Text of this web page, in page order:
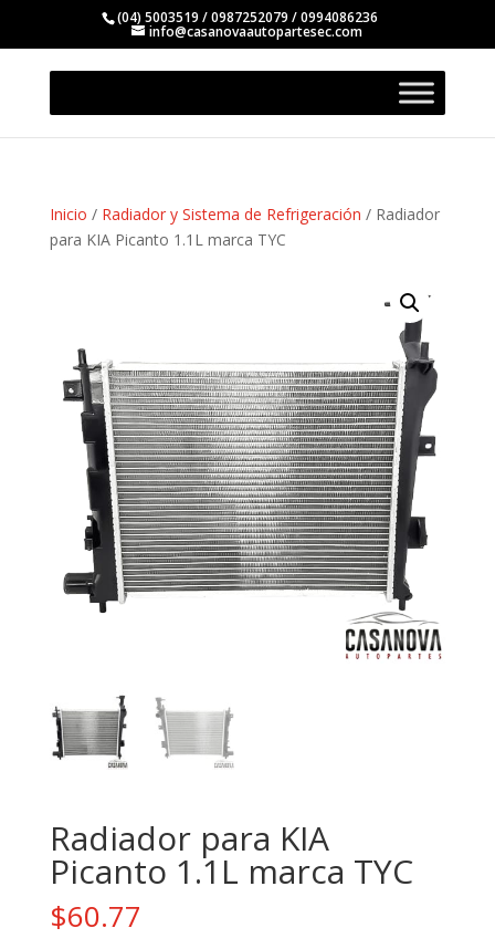
(04) 5003519 / 0987252079 / 0994086236
info@casanovaautopartesec.com
Inicio / Radiador y Sistema de Refrigeración / Radiador
para KIA Picanto 1.1L marca TYC
Radiador para KIA
Picanto 1.1L marca TYC
$60.77